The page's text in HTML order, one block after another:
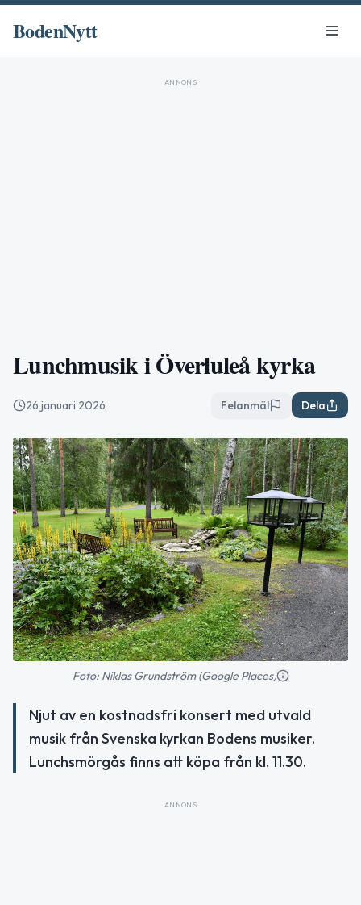
BodenNytt
ANNONS
Lunchmusik i Överluleå kyrka
26 januari 2026 Felanmäl Dela
Foto: Niklas Grundström (Google Places)
Njut av en kostnadsfri konsert med utvald
musik från Svenska kyrkan Bodens musiker.
Lunchsmörgås finns att köpa från kl. 11.30.
ANNONS